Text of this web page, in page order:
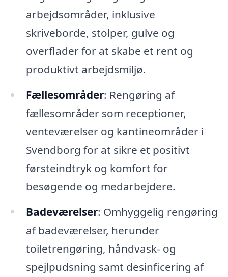
arbejdsområder, inklusive
skriveborde, stolper, gulve og
overflader for at skabe et rent og
produktivt arbejdsmiljø.
Fællesområder: Rengøring af
fællesområder som receptioner,
venteværelser og kantineområder i
Svendborg for at sikre et positivt
førsteindtryk og komfort for
besøgende og medarbejdere.
Badeværelser: Omhyggelig rengøring
af badeværelser, herunder
toiletrengøring, håndvask- og
spejlpudsning samt desinficering af